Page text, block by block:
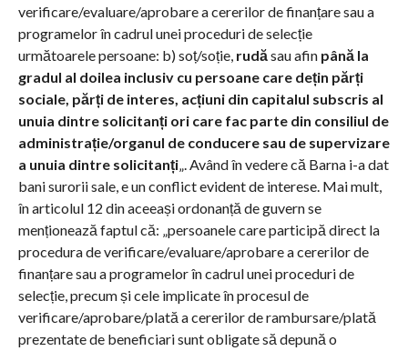
verificare/evaluare/aprobare a cererilor de finanțare sau a
programelor în cadrul unei proceduri de selecție
următoarele persoane: b) soț/soție, rudăsau afin până la
gradul al doilea inclusiv cu persoane care dețin părți
sociale, părți de interes, acțiuni din capitalul subscris al
unuia dintre solicitanți ori care fac parte din consiliul de
administrație/organul de conducere sau de supervizare
a unuia dintre solicitanți„. Având în vedere că Barna i-a dat
bani surorii sale, e un conflict evident de interese. Mai mult,
în articolul 12 din aceeași ordonanță de guvern se
menționează faptul că: „persoanele care participă direct la
procedura de verificare/evaluare/aprobare a cererilor de
finanțare sau a programelor în cadrul unei proceduri de
selecție, precum și cele implicate în procesul de
verificare/aprobare/plată a cererilor de rambursare/plată
prezentate de beneficiari sunt obligate să depună o